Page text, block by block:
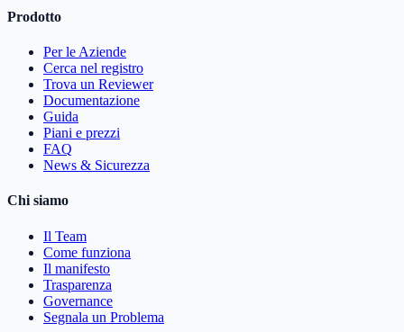
Prodotto
Per le Aziende
Cerca nel registro
Trova un Reviewer
Documentazione
Guida
Piani e prezzi
FAQ
News & Sicurezza
Chi siamo
Il Team
Come funziona
Il manifesto
Trasparenza
Governance
Segnala un Problema